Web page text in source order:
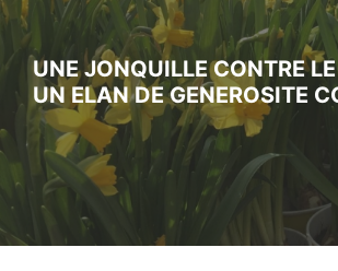
UNE JONQUILLE CONTRE
UN ELAN DE GENEROSITE